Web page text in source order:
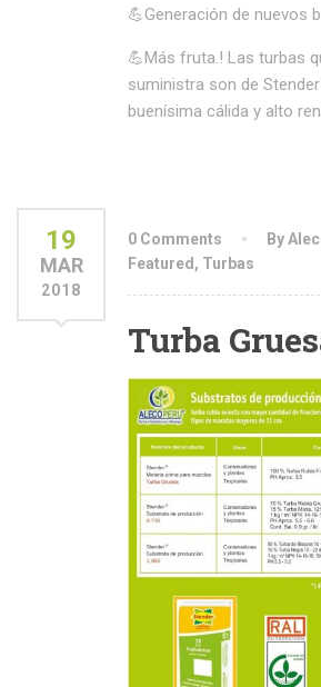
💪Generación de nuevos
💪Más fruta.! Las turbas
suministra son de
buenísima cálida y alto
19
MAR
2018
0 Comments
By
Featured , Turbas
Turba